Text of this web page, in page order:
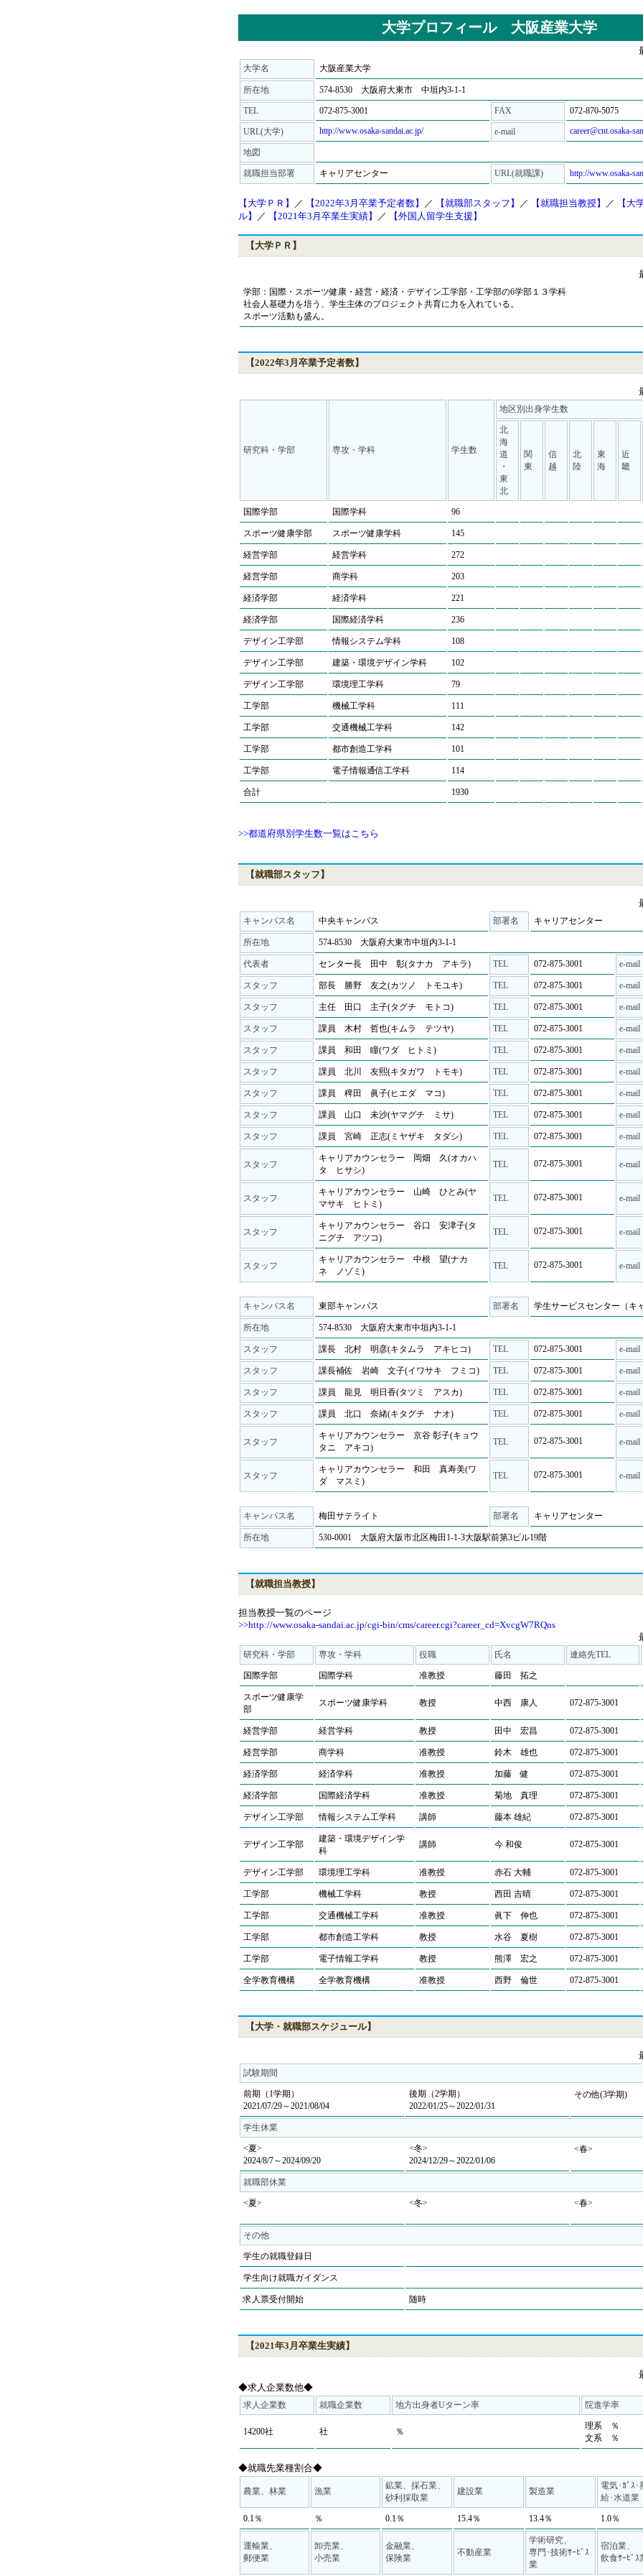
大学プロフィール 大阪産業大学
大学名 大阪産業大学
所在地 574-8530 大阪府大東市 中垣内3-1-1
TEL 072-875-3001 FAX 072-870-5075
URL(大学) http://www.osaka-sandai.ac.jp/ e-mail career@cnt.osaka-
地図
就職担当部署 キャリアセンター URL(就職課) http://www.osaka-
【大学ＰＲ】 ／ 【2022年3月卒業予定者数】 ／ 【就職部スタッフ】 ／ 【就職担当教授】 ／
【大
ル】
／ 【2021年3月卒業生実績】 ／ 【外国人留学生支援】
【大学ＰＲ】
学部：国際・スポーツ健康・経営・経済・デザイン工学部・工学部の6学部１３学科
社会人基礎力を培う、学生主体のプロジェクト共育に力を入れている。
スポーツ活動も盛ん。
【2022年3月卒業予定者数】
研究科・学部 専攻・学科 学生数
地区別出身学生数
北
海
道
・
東
北
関
東
信
越
北
陸
東
海
近
畿
国際学部 国際学科 96
スポーツ健康学部 スポーツ健康学科 145
経営学部 経営学科 272
経営学部 商学科 203
経済学部 経済学科 221
経済学部 国際経済学科 236
デザイン工学部 情報システム学科 108
デザイン工学部 建築・環境デザイン学科 102
デザイン工学部 環境理工学科 79
工学部 機械工学科 111
工学部 交通機械工学科 142
工学部 都市創造工学科 101
工学部 電子情報通信工学科 114
合計 1930
>>都道府県別学生数一覧はこちら
【就職部スタッフ】
キャンパス名 中央キャンパス 部署名 キャリアセンター
所在地 574-8530 大阪府大東市中垣内3-1-1
代表者 センター長 田中 彰(タナカ アキラ) TEL 072-875-3001 e-mail
スタッフ 部長 勝野 友之(カツノ トモユキ) TEL 072-875-3001 e-mail
スタッフ 主任 田口 主子(タグチ モトコ) TEL 072-875-3001 e-mail
スタッフ 課員 木村 哲也(キムラ テツヤ) TEL 072-875-3001 e-mail
スタッフ 課員 和田 瞳(ワダ ヒトミ) TEL 072-875-3001 e-mail
スタッフ 課員 北川 友熙(キタガワ トモキ) TEL 072-875-3001 e-mail
スタッフ 課員 稗田 眞子(ヒエダ マコ) TEL 072-875-3001 e-mail
スタッフ 課員 山口 未沙(ヤマグチ ミサ) TEL 072-875-3001 e-mail
スタッフ 課員 宮崎 正志(ミヤザキ タダシ) TEL 072-875-3001 e-mail
スタッフ
キャリアカウンセラー 岡畑 久(オカハ
タ ヒサシ)
TEL 072-875-3001 e-mail
スタッフ
キャリアカウンセラー 山崎 ひとみ(ヤ
マサキ ヒトミ)
TEL 072-875-3001 e-mail
スタッフ
キャリアカウンセラー 谷口 安津子(タ
ニグチ アツコ)
TEL 072-875-3001 e-mail
スタッフ
キャリアカウンセラー 中根 望(ナカ
ネ ノゾミ)
TEL 072-875-3001 e-mail
キャンパス名 東部キャンパス 部署名 学生サービスセンター（キ
所在地 574-8530 大阪府大東市中垣内3-1-1
スタッフ 課長 北村 明彦(キタムラ アキヒコ) TEL 072-875-3001 e-mail
スタッフ 課長補佐 岩崎 文子(イワサキ フミコ) TEL 072-875-3001 e-mail
スタッフ 課員 龍見 明日香(タツミ アスカ) TEL 072-875-3001 e-mail
スタッフ 課員 北口 奈緒(キタグチ ナオ) TEL 072-875-3001 e-mail
スタッフ
キャリアカウンセラー 京谷 彰子(キョウ
タニ アキコ)
TEL 072-875-3001 e-mail
スタッフ
キャリアカウンセラー 和田 真寿美(ワ
ダ マスミ)
TEL 072-875-3001 e-mail
キャンパス名 梅田サテライト 部署名 キャリアセンター
所在地 530-0001 大阪府大阪市北区梅田1-1-3大阪駅前第3ビル19階
【就職担当教授】
担当教授一覧のページ
>>http://www.osaka-sandai.ac.jp/cgi-bin/cms/career.cgi?career_cd=XvcgW7RQns
研究科・学部 専攻・学科 役職 氏名 連絡先TEL
国際学部 国際学科 准教授 藤田 拓之
スポーツ健康学
部
スポーツ健康学科 教授 中西 康人 072-875-3001
経営学部 経営学科 教授 田中 宏昌 072-875-3001
経営学部 商学科 准教授 鈴木 雄也 072-875-3001
経済学部 経済学科 准教授 加藤 健 072-875-3001
経済学部 国際経済学科 准教授 菊地 真理 072-875-3001
デザイン工学部 情報システム工学科 講師 藤本 雄紀 072-875-3001
デザイン工学部
建築・環境デザイン学
科
講師 今 和俊 072-875-3001
デザイン工学部 環境理工学科 准教授 赤石 大輔 072-875-3001
工学部 機械工学科 教授 西田 吉晴 072-875-3001
工学部 交通機械工学科 准教授 眞下 伸也 072-875-3001
工学部 都市創造工学科 教授 水谷 夏樹 072-875-3001
工学部 電子情報工学科 教授 熊澤 宏之 072-875-3001
全学教育機構 全学教育機構 准教授 西野 倫世 072-875-3001
【大学・就職部スケジュール】
試験期間
前期（1学期）
2021/07/29～2021/08/04
後期（2学期）
2022/01/25～2022/01/31
その他(3学期)
学生休業
<夏>
2024/8/7～2024/09/20
<冬>
2024/12/29～2022/01/06
<春>
就職部休業
<夏> <冬> <春>
その他
学生の就職登録日
学生向け就職ガイダンス
求人票受付開始 随時
【2021年3月卒業生実績】
◆求人企業数他◆
求人企業数 就職企業数 地方出身者Uターン率 院進学率
14200社 社 ％
理系 ％
文系 ％
◆就職先業種割合◆
農業、林業 漁業
鉱業、採石業、
砂利採取業
建設業 製造業
電気･ｶﾞｽ･
給･水道業
0.1％ ％ 0.1％ 15.4％ 13.4％ 1.0％
運輸業、
郵便業
卸売業、
小売業
金融業、
保険業
不動産業
学術研究、
専門･技術ｻｰﾋﾞｽ
業
宿泊業、
飲食ｻｰﾋﾞｽ